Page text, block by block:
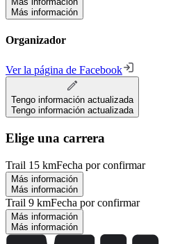
Más información
Organizador
Ver la página de Facebook
Tengo información actualizada
Tengo información actualizada
Elige una carrera
Trail 15 kmFecha por confirmar
Más información
Más información
Trail 9 kmFecha por confirmar
Más información
Más información